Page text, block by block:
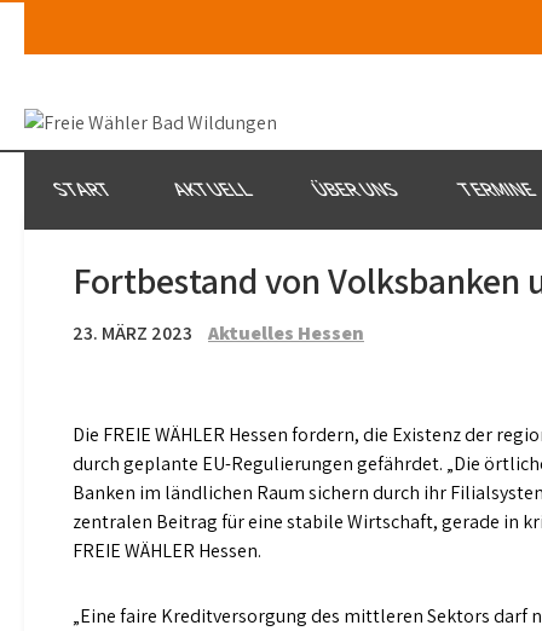
START AKTUELL ÜBER UNS TERMINE
Fortbestand von Volksbanken
23. MÄRZ 2023 Aktuelles Hessen
Die FREIE WÄHLER Hessen fordern, die Existenz der
durch geplante EU-Regulierungen gefährdet. „Die
Banken im ländlichen Raum sichern durch ihr
zentralen Beitrag für eine stabile Wirtschaft, gerade in
FREIE WÄHLER Hessen.
„Eine faire Kreditversorgung des mittleren Sektors